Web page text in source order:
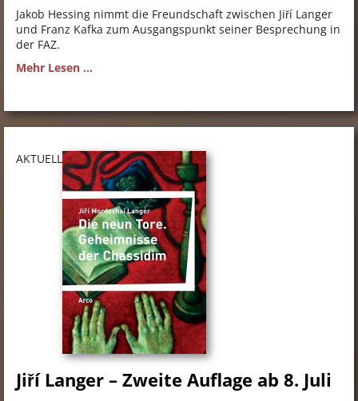
Jakob Hessing nimmt die Freundschaft zwischen Jiří Langer
und Franz Kafka zum Ausgangspunkt seiner Besprechung in
der FAZ.
Mehr Lesen ...
AKTUELL
Jiří Langer – Zweite Auflage ab 8. Juli